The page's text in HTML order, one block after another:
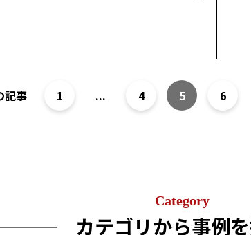
記事 1 ... 4 5 6
Category
カテゴリから事例